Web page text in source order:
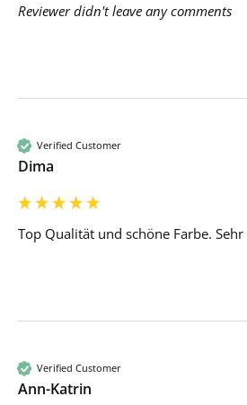
Reviewer didn't leave any comments
Verified Customer
Dima
Verified Customer
Ann-Katrin